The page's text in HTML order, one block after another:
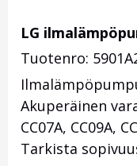
LG
Tuotenro:
Akuperäinen
CC07A, CC09A,
Tarkista